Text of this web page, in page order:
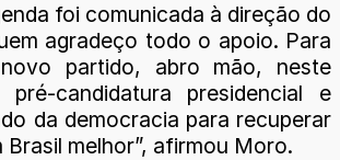
foi comunicada à direção do
agradeço todo o apoio. Para
partido, abro mão, neste
candidatura presidencial e
da democracia para recuperar
Brasil melhor”, afirmou Moro.